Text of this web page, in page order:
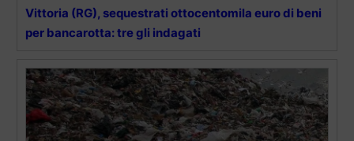
Vittoria (RG), sequestrati ottocentomila euro di beni
per bancarotta: tre gli indagati